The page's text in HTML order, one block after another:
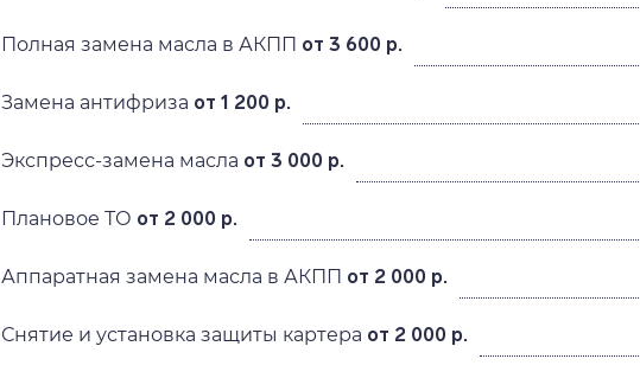
Полная замена масла в АКПП от 3 600 р.
Замена антифриза от 1 200 р.
Экспресс-замена масла от 3 000 р.
Плановое ТО от 2 000 р.
Аппаратная замена масла в АКПП от 2 000 р.
Снятие и установка защиты картера от 2 000 р.